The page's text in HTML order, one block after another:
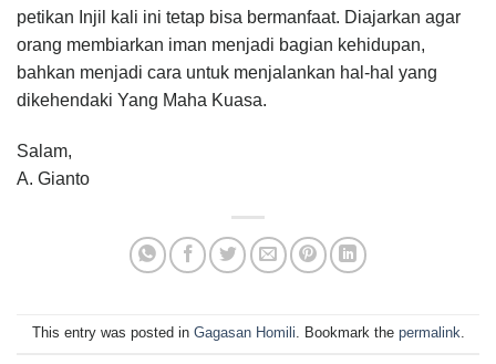
petikan Injil kali ini tetap bisa bermanfaat. Diajarkan agar
orang membiarkan iman menjadi bagian kehidupan,
bahkan menjadi cara untuk menjalankan hal-hal yang
dikehendaki Yang Maha Kuasa.
Salam,
A. Gianto
This entry was posted in Gagasan Homili. Bookmark the permalink.